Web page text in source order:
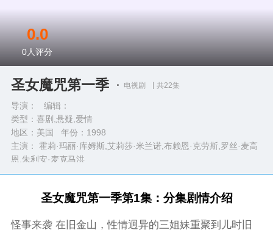
圣女魔咒第一季 电视剧 共22集
导演： 编辑：
类型： 喜剧,悬疑,爱情
地区：美国 年份： 1998
主演： 霍莉·玛丽·库姆斯,艾莉莎·米兰诺,布赖恩·克劳斯,罗丝·麦高
恩,朱利安·麦克马洪
完整演员表>>
0.0
0人评分
圣女魔咒第一季第1集：分集剧情介绍
怪事来袭 在旧金山，性情迥异的三姐妹重聚到儿时旧